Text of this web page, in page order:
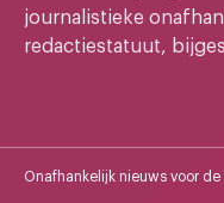
journalistieke
redactiestatuut,
Onafhankelijk nieuws voor de